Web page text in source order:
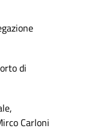
di
Carloni